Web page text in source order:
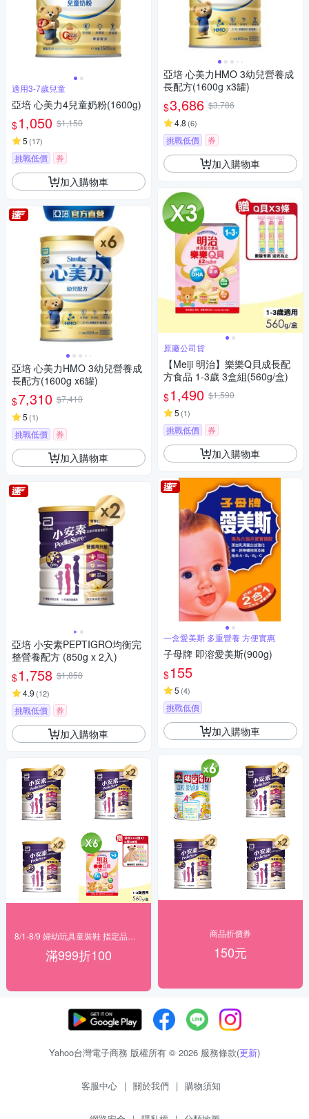
適用3-7歲兒童
亞培 心美力4兒童奶粉(1600g)
$1,050 $1,150
5 (17)
挑戰低價 券
加入購物車
亞培 心美力HMO 3幼兒營養成
長配方(1600g x6罐)
$7,310 $7,410
5 (1)
挑戰低價 券
加入購物車
亞培 小安素PEPTIGRO均衡完
整營養配方 (850g x 2入)
$1,758 $1,858
4.9 (12)
挑戰低價 券
加入購物車
滿999折100
亞培 心美力HMO 3幼兒營養成
長配方(1600g x3罐)
$3,686 $3,786
4.8 (6)
挑戰低價 券
加入購物車
原廠公司貨
【Meiji 明治】樂樂Q貝成長配
方食品 1-3歲 3盒組(560g/盒)
$1,490 $1,590
5 (1)
挑戰低價 券
加入購物車
一盒愛美斯 多重營養 方便實惠
子母牌 即溶愛美斯(900g)
$155
5 (4)
挑戰低價
加入購物車
商品折價券
150元
Yahoo台灣電子商務 版權所有 © 2026 服務條款(更新)
客服中心 | 關於我們 | 購物須知